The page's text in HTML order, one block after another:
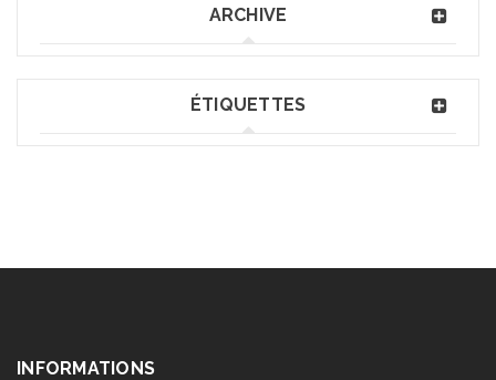
ARCHIVE
ÉTIQUETTES
INFORMATIONS